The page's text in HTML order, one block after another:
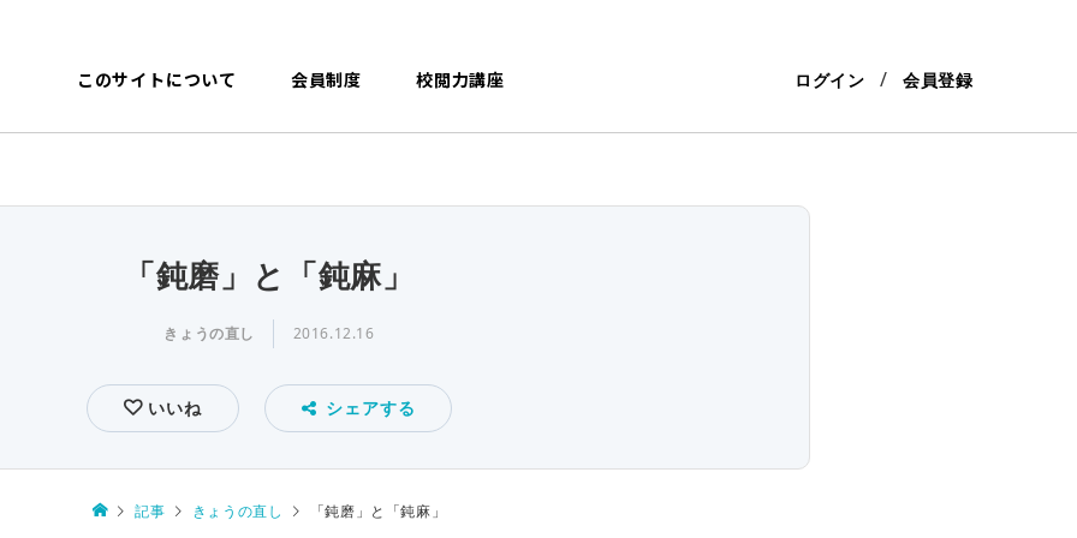
このサイトについて 会員制度 校閲力講座 ログイン 会員登録
「鈍磨」と「鈍麻」
きょうの直し 2016.12.16
いいね シェアする
記事 きょうの直し 「鈍磨」と「鈍麻」